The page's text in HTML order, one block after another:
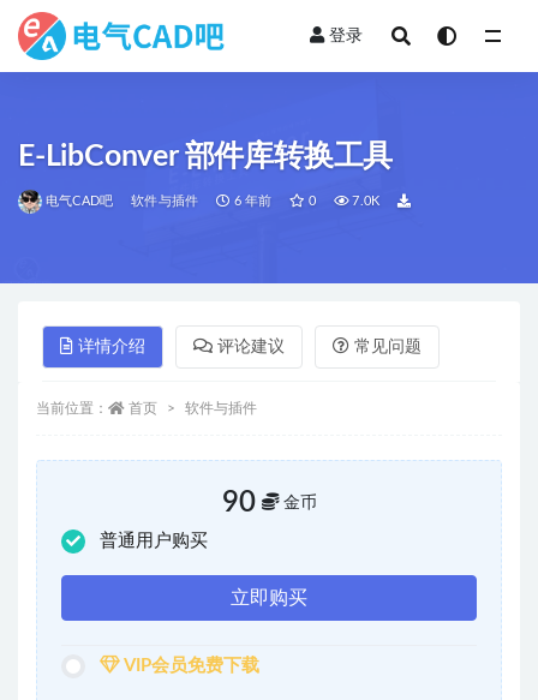
登录
E-LibConver 部件库转换工具
电气CAD吧 软件与插件 6 年前 0 7.0K
详情介绍 评论建议 常见问题
当前位置： 首页 软件与插件
90 金币
普通用户购买
立即购买
VIP会员免费下载